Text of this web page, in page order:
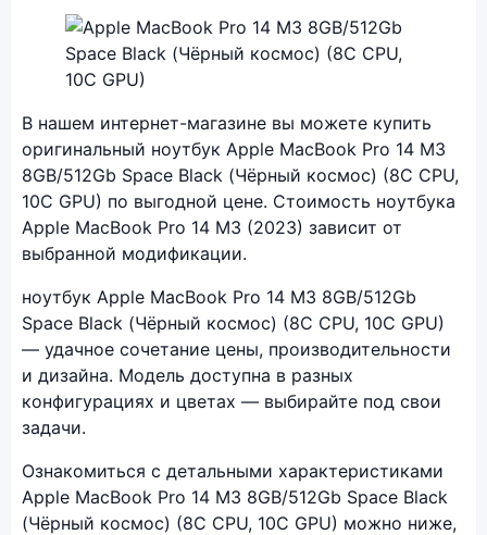
В нашем интернет-магазине вы можете купить
оригинальный ноутбук Apple MacBook Pro 14 M3
8GB/512Gb Space Black (Чёрный космос) (8C CPU,
10C GPU) по выгодной цене. Стоимость ноутбука
Apple MacBook Pro 14 M3 (2023) зависит от
выбранной модификации.
ноутбук Apple MacBook Pro 14 M3 8GB/512Gb
Space Black (Чёрный космос) (8C CPU, 10C GPU)
— удачное сочетание цены, производительности
и дизайна. Модель доступна в разных
конфигурациях и цветах — выбирайте под свои
задачи.
Ознакомиться с детальными характеристиками
Apple MacBook Pro 14 M3 8GB/512Gb Space Black
(Чёрный космос) (8C CPU, 10C GPU) можно ниже,